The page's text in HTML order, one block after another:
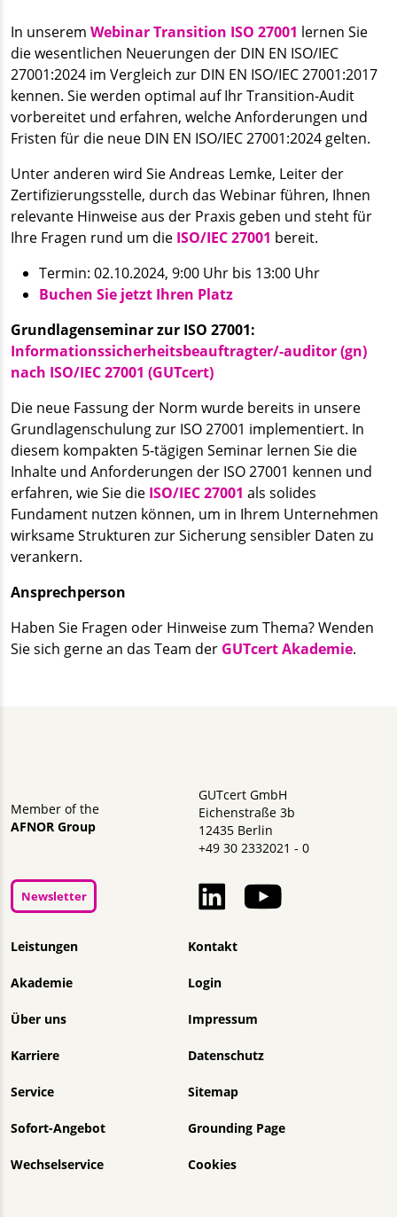
In unserem Webinar Transition ISO 27001 lernen Sie
die wesentlichen Neuerungen der DIN EN ISO/IEC
27001:2024 im Vergleich zur DIN EN ISO/IEC 27001:2017
kennen. Sie werden optimal auf Ihr Transition-Audit
vorbereitet und erfahren, welche Anforderungen und
Fristen für die neue DIN EN ISO/IEC 27001:2024 gelten.
Unter anderen wird Sie Andreas Lemke, Leiter der
Zertifizierungsstelle, durch das Webinar führen, Ihnen
relevante Hinweise aus der Praxis geben und steht für
Ihre Fragen rund um die ISO/IEC 27001 bereit.
Termin: 02.10.2024, 9:00 Uhr bis 13:00 Uhr
Buchen Sie jetzt Ihren Platz
Grundlagenseminar zur ISO 27001:
Informationssicherheitsbeauftragter/-auditor (gn)
nach ISO/IEC 27001 (GUTcert)
Die neue Fassung der Norm wurde bereits in unsere
Grundlagenschulung zur ISO 27001 implementiert. In
diesem kompakten 5-tägigen Seminar lernen Sie die
Inhalte und Anforderungen der ISO 27001 kennen und
erfahren, wie Sie die ISO/IEC 27001 als solides
Fundament nutzen können, um in Ihrem Unternehmen
wirksame Strukturen zur Sicherung sensibler Daten zu
verankern.
Ansprechperson
Haben Sie Fragen oder Hinweise zum Thema? Wenden
Sie sich gerne an das Team der GUTcert Akademie.
Member of the
AFNOR Group
GUTcert GmbH
Eichenstraße 3b
12435 Berlin
+49 30 2332021 - 0
Navigation überspringen
Leistungen
Akademie
Über uns
Karriere
Service
Sofort-Angebot
Wechselservice
Kontakt
Login
Impressum
Datenschutz
Sitemap
Grounding Page
Cookies
Newsletter